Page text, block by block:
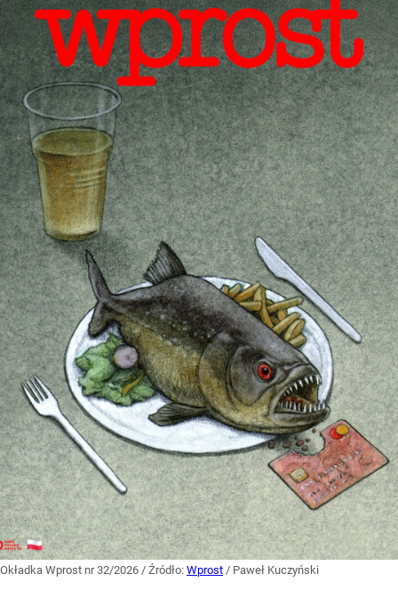
Okładka Wprost nr 32/2026 / Źródło: Wprost / Paweł Kuczyński